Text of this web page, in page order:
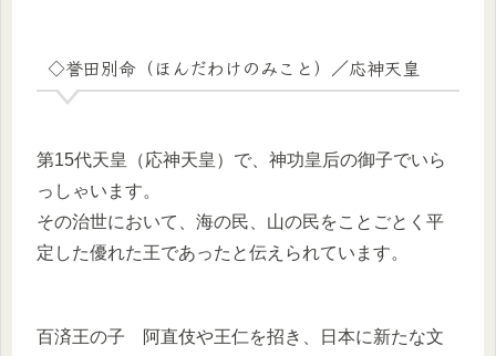
◇誉田別命（ほんだわけのみこと）／応神天皇
第15代天皇（応神天皇）で、神功皇后の御子でいら
っしゃいます。
その治世において、海の民、山の民をことごとく平
定した優れた王であったと伝えられています。
百済王の子 阿直伎や王仁を招き、日本に新たな文